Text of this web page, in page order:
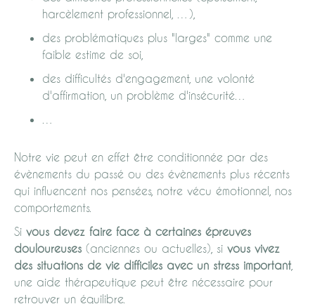
harcèlement professionnel, …),
des problématiques plus "larges" comme une
faible estime de soi,
des difficultés d'engagement, une volonté
d'affirmation, un problème d'insécurité…
Notre vie peut en effet être conditionnée par des
évènements du passé ou des évènements plus récents
qui influencent nos pensées, notre vécu émotionnel, nos
comportements.
Si vous devez faire face à certaines épreuves
douloureuses (anciennes ou actuelles), si vous vivez
des situations de vie difficiles avec un stress important
une aide thérapeutique peut être nécessaire pour
retrouver un équilibre.